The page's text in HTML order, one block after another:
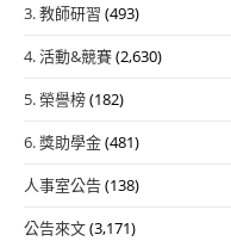
3. 教師研習 (493)
4. 活動&競賽(2,630)
5. 榮譽榜(182)
6. 獎助學金(481)
人事室公告(138)
公告來文(3,171)